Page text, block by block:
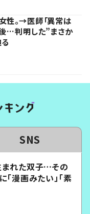
性。→医師「異常は
後…判明した”まさか
SNS
れた双子…その
漫画みたい」「素